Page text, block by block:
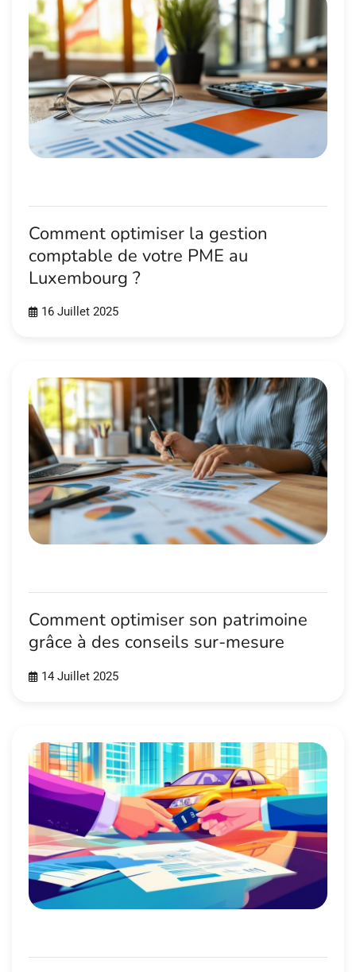
Comment optimiser la gestion
comptable de votre PME au
Luxembourg ?
16 Juillet 2025
Comment optimiser son patrimoine
grâce à des conseils sur-mesure
14 Juillet 2025